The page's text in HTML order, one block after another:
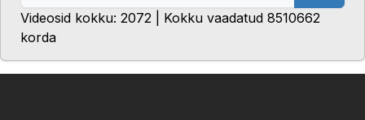
Videosid kokku: 2072 | Kokku vaadatud 8510662
korda